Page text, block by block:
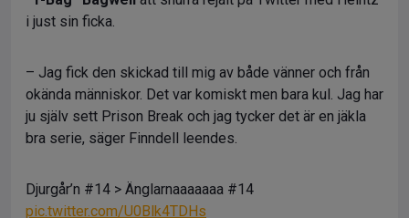
i just sin ficka.
– Jag fick den skickad till mig av både vänner och från
okända människor. Det var komiskt men bara kul. Jag har
ju själv sett Prison Break och jag tycker det är en jäkla
bra serie, säger Finndell leendes.
Djurgår’n #14 > Änglarnaaaaaaa #14
pic.twitter.com/U0Blk4TDHs